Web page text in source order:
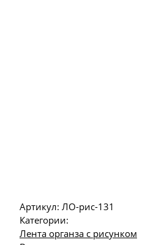
Артикул: ЛО-рис-131
Категории:
Лента органза с рисунком